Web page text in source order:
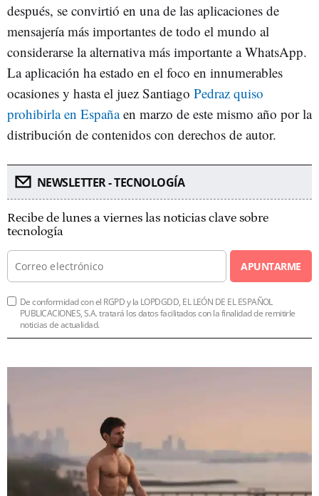
después, se convirtió en una de las aplicaciones de
mensajería más importantes de todo el mundo al
considerarse la alternativa más importante a WhatsApp.
La aplicación ha estado en el foco en innumerables
ocasiones y hasta el juez Santiago Pedraz quiso
prohibirla en Españaen marzo de este mismo año por la
distribución de contenidos con derechos de autor.
NEWSLETTER - TECNOLOGÍA
Recibe de lunes a viernes las noticias clave sobre
tecnología
APUNTARME
De conformidad con el RGPD y la LOPDGDD, EL LEÓN DE EL ESPAÑOL
PUBLICACIONES, S.A. tratará los datos facilitados con la finalidad de remitirle
noticias de actualidad.